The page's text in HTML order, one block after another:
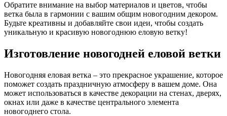
Обратите внимание на выбор материалов и цветов, чтобы
ветка была в гармонии с вашим общим новогодним декором.
Будьте креативны и добавляйте свои идеи, чтобы создать
уникальную и красивую новогоднюю еловую ветку!
Изготовление новогодней еловой ветки
Новогодняя еловая ветка – это прекрасное украшение, которое
поможет создать праздничную атмосферу в вашем доме. Она
может использоваться в качестве декорации на стенах, дверях,
окнах или даже в качестве центрального элемента
новогоднего стола.